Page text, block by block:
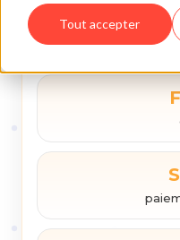
Tout accepter